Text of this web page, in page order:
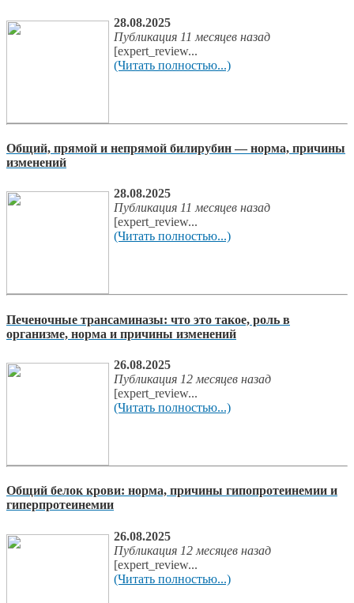
28.08.2025
Публикация 11 месяцев назад
[expert_review...
(Читать полностью...)
Общий, прямой и непрямой билирубин — норма, причины
изменений
28.08.2025
Публикация 11 месяцев назад
[expert_review...
(Читать полностью...)
Печеночные трансаминазы: что это такое, роль в
организме, норма и причины изменений
26.08.2025
Публикация 12 месяцев назад
[expert_review...
(Читать полностью...)
Общий белок крови: норма, причины гипопротеинемии и
гиперпротеинемии
26.08.2025
Публикация 12 месяцев назад
[expert_review...
(Читать полностью...)